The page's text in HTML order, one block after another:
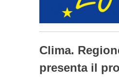
Clima.
presenta il